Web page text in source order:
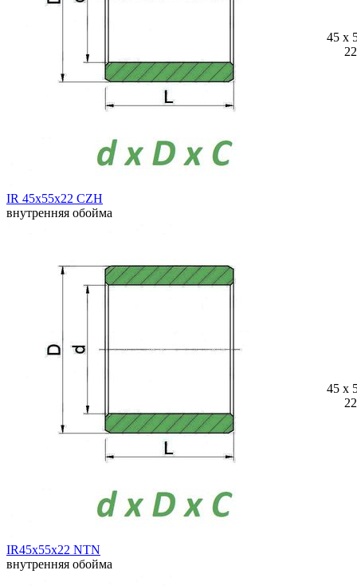
IR 45x55x22 CZH
внутренняя обойма
45 x
22
IR45x55x22 NTN
внутренняя обойма
45 x
22